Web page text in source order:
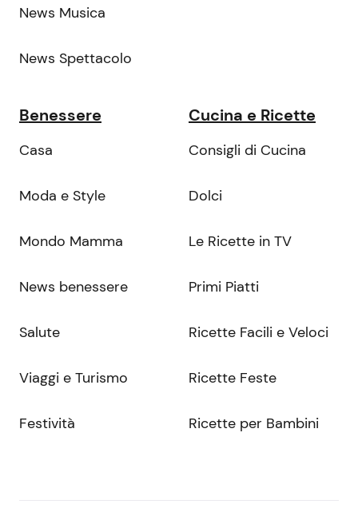
News Musica
News Spettacolo
Benessere
Casa
Moda e Style
Mondo Mamma
News benessere
Salute
Viaggi e Turismo
Festività
Cucina e Ricette
Consigli di Cucina
Dolci
Le Ricette in TV
Primi Piatti
Ricette Facili e Veloci
Ricette Feste
Ricette per Bambini